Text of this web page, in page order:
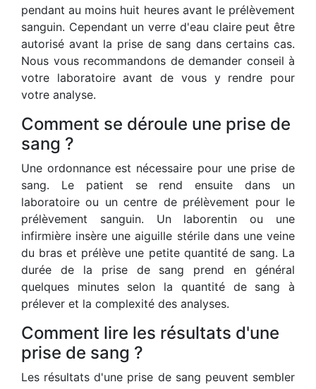
pendant au moins huit heures avant le prélèvement
sanguin. Cependant un verre d'eau claire peut être
autorisé avant la prise de sang dans certains cas.
Nous vous recommandons de demander conseil à
votre laboratoire avant de vous y rendre pour
votre analyse.
Comment se déroule une prise de
sang ?
Une ordonnance est nécessaire pour une prise de
sang. Le patient se rend ensuite dans un
laboratoire ou un centre de prélèvement pour le
prélèvement sanguin. Un laborentin ou une
infirmière insère une aiguille stérile dans une veine
du bras et prélève une petite quantité de sang. La
durée de la prise de sang prend en général
quelques minutes selon la quantité de sang à
prélever et la complexité des analyses.
Comment lire les résultats d'une
prise de sang ?
Les résultats d'une prise de sang peuvent sembler